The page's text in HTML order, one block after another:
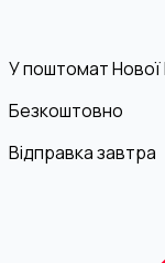
У поштомат
Безкоштовно
Відправка завтра